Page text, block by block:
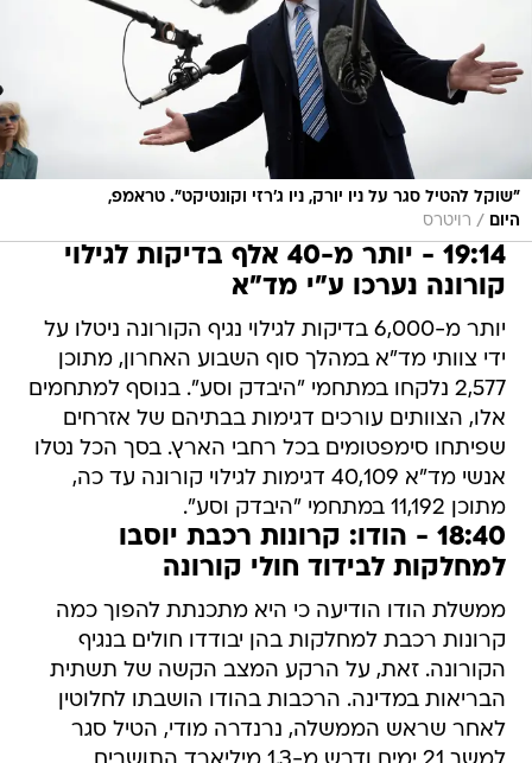
"שוקל להטיל סגר על ניו יורק, ניו ג'רזי וקונטיקט". טראמפ,
היום
/ רויטרס
19:14 - יותר מ-40 אלף בדיקות לגילוי
קורונה נערכו ע"י מד"א
יותר מ-6,000 בדיקות לגילוי נגיף הקורונה ניטלו על
ידי צוותי מד"א במהלך סוף השבוע האחרון, מתוכן
2,577 נלקחו במתחמי "היבדק וסע". בנוסף למתחמים
אלו, הצוותים עורכים דגימות בבתיהם של אזרחים
שפיתחו סימפטומים בכל רחבי הארץ. בסך הכל נטלו
אנשי מד"א 40,109 דגימות לגילוי קורונה עד כה,
מתוכן 11,192 במתחמי "היבדק וסע".
18:40 - הודו: קרונות רכבת יוסבו
למחלקות לבידוד חולי קורונה
ממשלת הודו הודיעה כי היא מתכנתת להפוך כמה
קרונות רכבת למחלקות בהן יבודדו חולים בנגיף
הקורונה. זאת, על הרקע המצב הקשה של תשתית
הבריאות במדינה. הרכבות בהודו הושבתו לחלוטין
לאחר שראש הממשלה, נרנדרה מודי, הטיל סגר